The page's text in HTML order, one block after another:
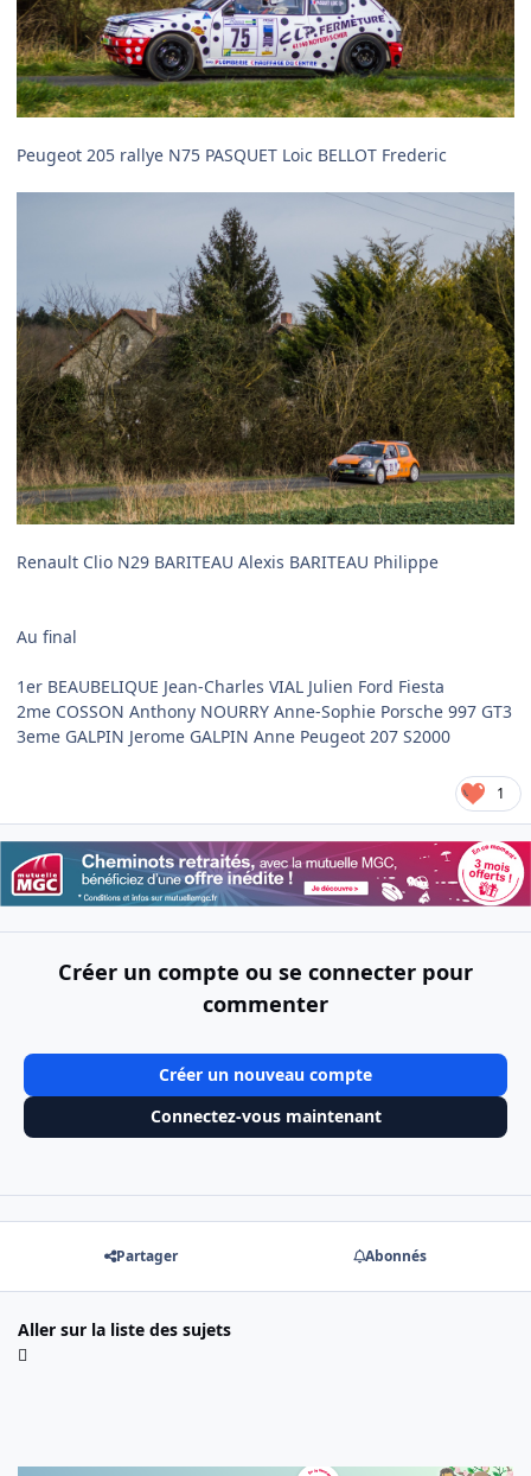
Peugeot 205 rallye N75 PASQUET Loic BELLOT Frederic
Renault Clio N29 BARITEAU Alexis BARITEAU Philippe
Au final
1er BEAUBELIQUE Jean-Charles VIAL Julien Ford Fiesta
2me COSSON Anthony NOURRY Anne-Sophie Porsche 997 GT3
3eme GALPIN Jerome GALPIN Anne Peugeot 207 S2000
1
Créer un compte ou se connecter pour
commenter
Créer un nouveau compte
Connectez-vous maintenant
Partager Abonnés
Aller sur la liste des sujets